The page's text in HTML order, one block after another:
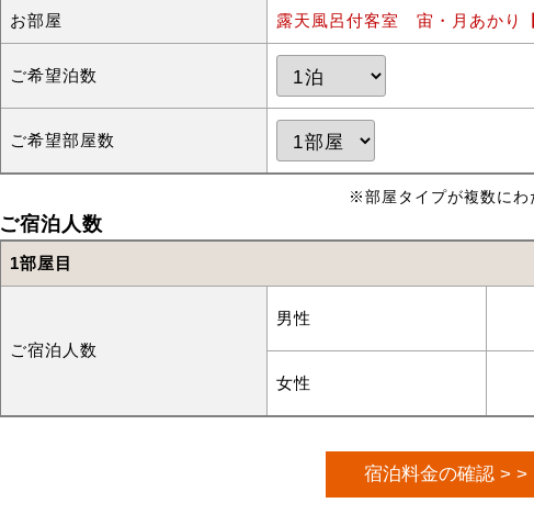
お部屋 露天風呂付客室 宙・月あかり【
ご希望泊数
ご希望部屋数
※部屋タイプが複数にわ
ご宿泊人数
1部屋目
ご宿泊人数
男性
女性
宿泊料金の確認 > >